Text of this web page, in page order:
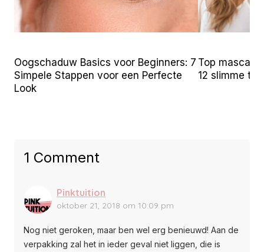
Oogschaduw Basics voor Beginners: 7
Simpele Stappen voor een Perfecte
Look
Top
12 slimme
1 Comment
Pinktuition
oktober 21, 2018 om 10:09 pm
Nog niet geroken, maar ben wel erg benieuwd! Aan de
verpakking zal het in ieder geval niet liggen, die is